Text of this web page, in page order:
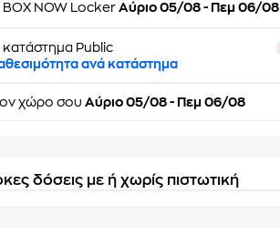
BOX NOW Locker Αύριο 05/08 - Πεμ 06/08
κατάστημα Public
ανά κατάστημα
χώρο σου Αύριο 05/08 - Πεμ 06/08
δόσεις με ή χωρίς πιστωτική